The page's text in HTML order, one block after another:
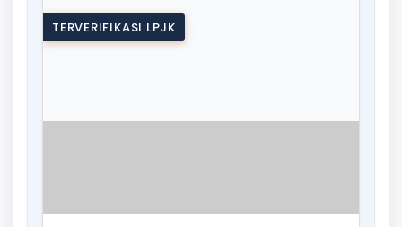
TERVERIFIKASI LPJK